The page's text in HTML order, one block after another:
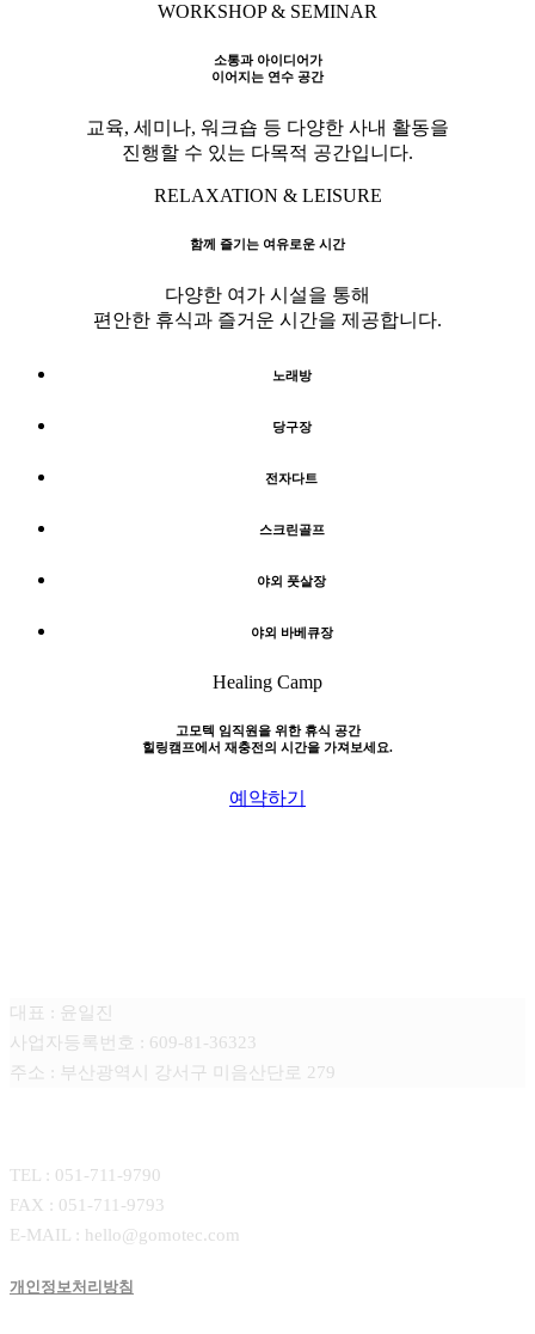
WORKSHOP & SEMINAR
소통과 아이디어가
이어지는 연수 공간
교육, 세미나, 워크숍 등 다양한 사내 활동을
진행할 수 있는 다목적 공간입니다.
RELAXATION & LEISURE
함께 즐기는 여유로운 시간
다양한 여가 시설을 통해
편안한 휴식과 즐거운 시간을 제공합니다.
노래방
당구장
전자다트
스크린골프
야외 풋살장
야외 바베큐장
Healing Camp
고모텍 임직원을 위한 휴식 공간
힐링캠프에서 재충전의 시간을 가져보세요.
예약하기
대표 : 윤일진
사업자등록번호 : 609-81-36323
주소 : 부산광역시 강서구 미음산단로 279
TEL : 051-711-9790
FAX : 051-711-9793
E-MAIL : hello@gomotec.com
개인정보처리방침